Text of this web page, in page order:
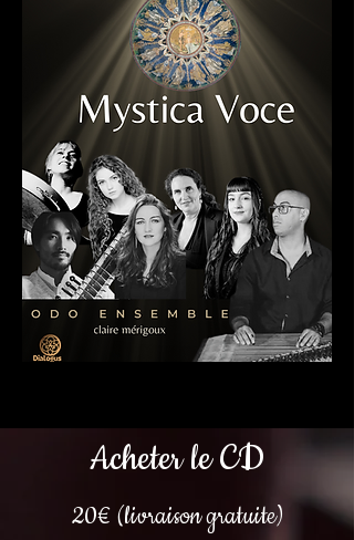
Acheter le CD
20€(livraison gratuite)